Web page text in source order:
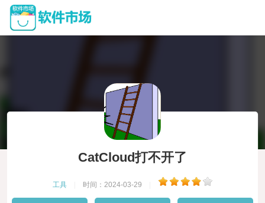
CatCloud打不开了
工具 时间：2024-03-29